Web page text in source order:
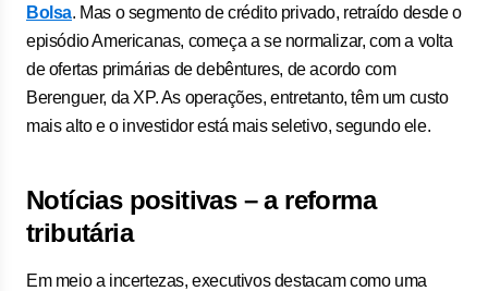
Bolsa. Mas o segmento de crédito privado, retraído desde o
episódio Americanas, começa a se normalizar, com a volta
de ofertas primárias de debêntures, de acordo com
Berenguer, da XP. As operações, entretanto, têm um custo
mais alto e o investidor está mais seletivo, segundo ele.
Notícias positivas – a reforma
tributária
Em meio a incertezas, executivos destacam como uma